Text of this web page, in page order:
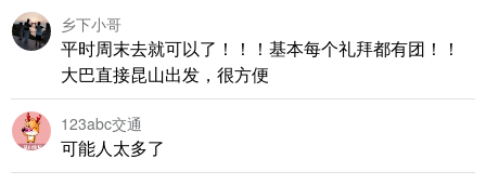
乡下小哥
平时周末去就可以了！！！基本每个礼拜都有团！！
大巴直接昆山出发，很方便
123abc交通
可能人太多了